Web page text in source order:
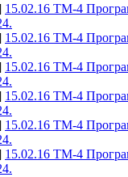
15.02.16 ТМ-4
15.02.16 ТМ-4
15.02.16 ТМ-4
15.02.16 ТМ-4
15.02.16 ТМ-4
15.02.16 ТМ-4